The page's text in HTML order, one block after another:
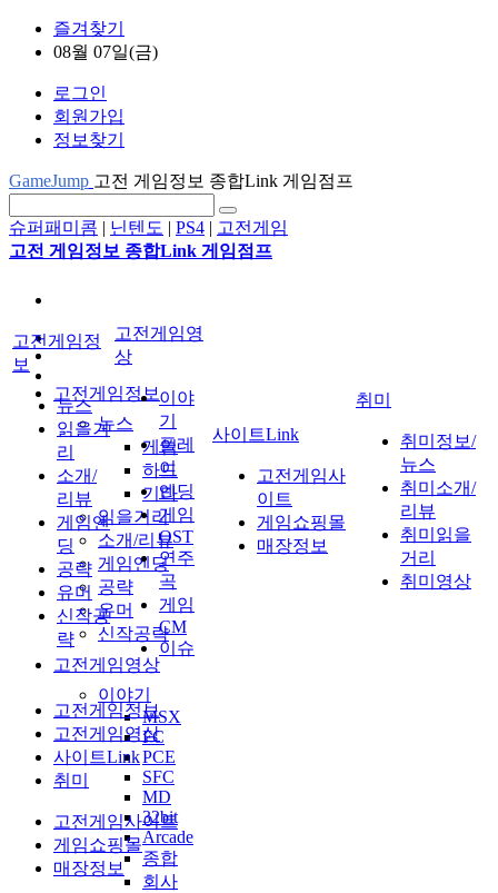
즐겨찾기
08월 07일(금)
로그인
회원가입
정보찾기
GameJump 고전 게임정보 종합Link 게임점프
슈퍼패미콤 | 닌텐도 | PS4 | 고전게임
고전 게임정보 종합Link 게임점프
고전게임정보
뉴스
게임
하드
기타
읽을거리
소개/리뷰
게임엔딩
공략
유머
신작공략
고전게임영상
이야기
MSX
FC
PCE
SFC
MD
32bit
Arcade
종합
회사
고전게임정
보
뉴스
읽을거
리
소개/
리뷰
게임엔
딩
공략
유머
신작공
략
고전게임영
상
이야
기
플레
이
엔딩
게임
OST
연주
곡
게임
CM
이슈
사이트Link
고전게임사
이트
게임쇼핑몰
매장정보
취미
취미정보/
뉴스
취미소개/
리뷰
취미읽을
거리
취미영상
고전게임정보
고전게임영상
사이트Link
취미
고전게임사이트
게임쇼핑몰
매장정보